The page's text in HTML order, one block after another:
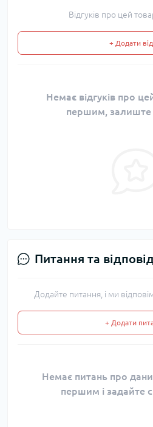
Відгуків про цей
+ Додати
Немає відгуків про
першим, залиште
Питання та
Додайте питання, і ми
+ Додати
Немає питань про
першим і задайте